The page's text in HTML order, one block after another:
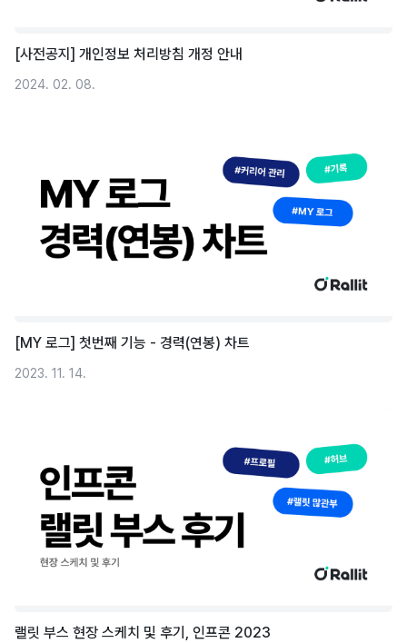
[사전공지] 개인정보 처리방침 개정 안내
2024. 02. 08.
[MY 로그] 첫번째 기능 - 경력(연봉) 차트
2023. 11. 14.
랠릿 부스 현장 스케치 및 후기, 인프콘 2023